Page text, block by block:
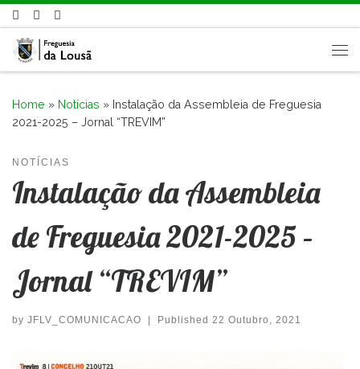
Skip to content
Home » Notícias » Instalação da Assembleia de Freguesia
2021-2025 – Jornal “TREVIM”
NOTÍCIAS
Instalação da Assembleia
de Freguesia 2021-2025 –
Jornal “TREVIM”
by JFLV_COMUNICACAO | Published 22 Outubro, 2021